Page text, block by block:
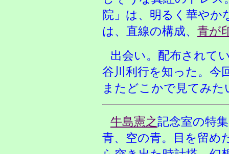
院」は、明るく華やか
は、直線の構成、 青が
出会い。配布されて
谷川利行を知った。今
またどこかで見てみた
牛島憲之記念室の特
青、空の青。目を留め